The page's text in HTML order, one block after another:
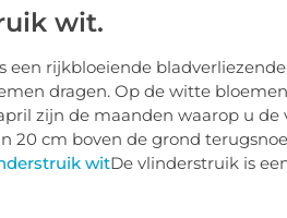
wit.
een rijkbloeiende
dragen. Op de witte
zijn de maanden waarop u
20 cm boven de grond
witDe vlinderstruik is